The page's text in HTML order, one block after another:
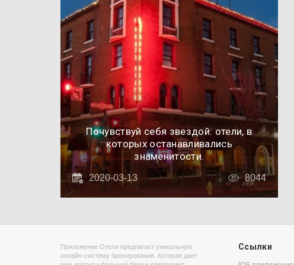
Почувствуй себя звездой: отели, в
которых останавливались
знаменитости.
2020-03-13 8044
Приложение Отели предлагает уникальную
онлайн-систему бронирования. Которая дает
Ссылки